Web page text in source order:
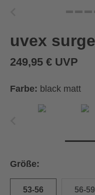
uvex
249,95 € UVP
Farbe: black matt
Größe:
53-56 56-59